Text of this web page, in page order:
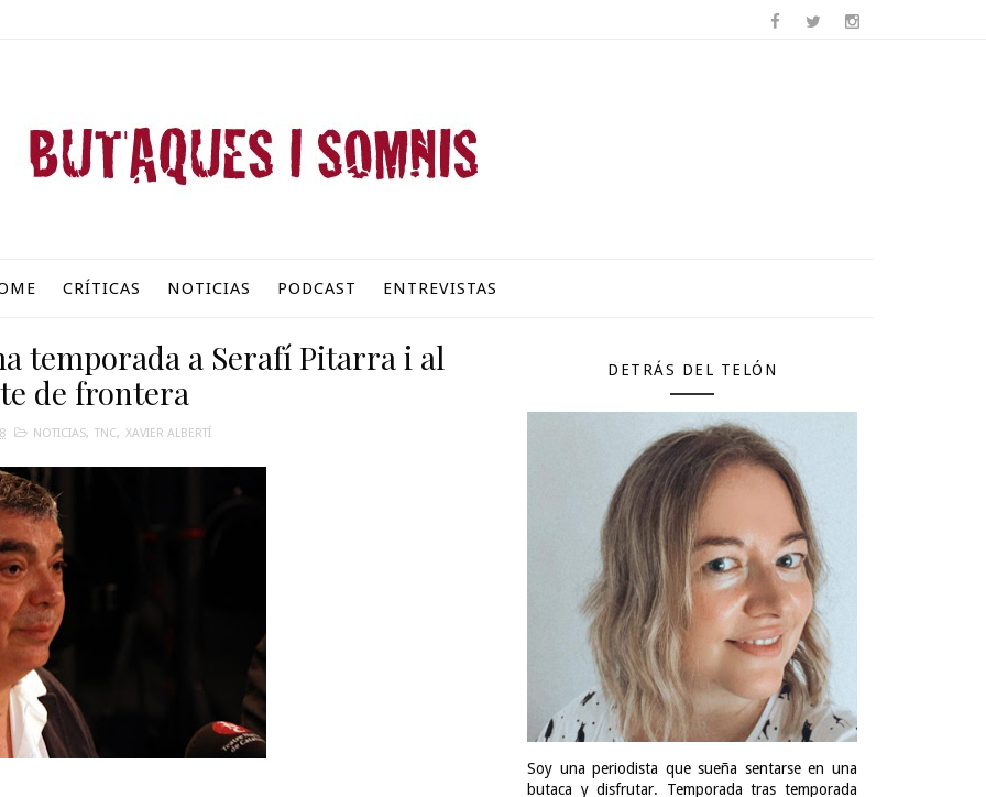
CRÍTICAS NOTICIAS PODCAST ENTREVISTAS
temporada a Serafí Pitarra i al
de frontera
NOTICIAS, TNC, XAVIER ALBERTÍ
DETRÁS DEL TELÓN
Soy una periodista que sueña sentarse en una
butaca y disfrutar. Temporada tras temporada